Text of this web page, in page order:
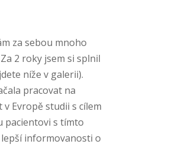
za sebou mnoho
2 roky jsem si splnil
níže v galerii).
pracovat na
Evropě studii s cílem
pacientovi s tímto
informovanosti o